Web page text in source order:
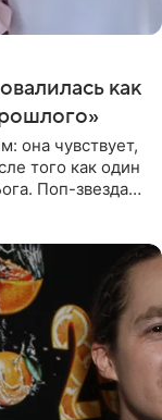
как
она чувствует,
того как один
Поп-звезда